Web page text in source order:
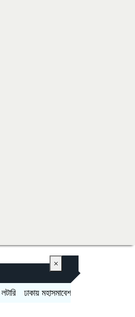
ঢাকায় মহাসমাবেশসহ চার বিভাগে লং মার্চের
×